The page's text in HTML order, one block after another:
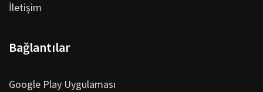
İletişim
Bağlantılar
Google Play Uygulaması